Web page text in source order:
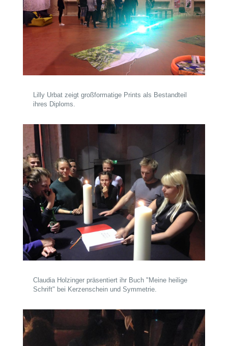
Lilly Urbat zeigt großformatige Prints als Bestandteil
ihres Diploms.
Claudia Holzinger präsentiert ihr Buch "Meine heilige
Schrift" bei Kerzenschein und Symmetrie.